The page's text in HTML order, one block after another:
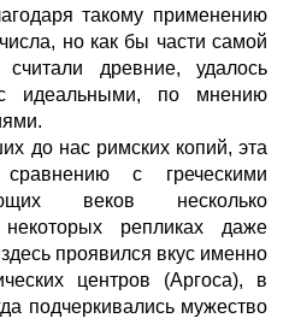
такому применению
но как бы части самой
древние, удалось
с идеальными, по мнению
до нас римских копий, эта
с греческими
веков несколько
репликах даже
проявился вкус именно
центров (Аргоса), в
подчеркивались мужество